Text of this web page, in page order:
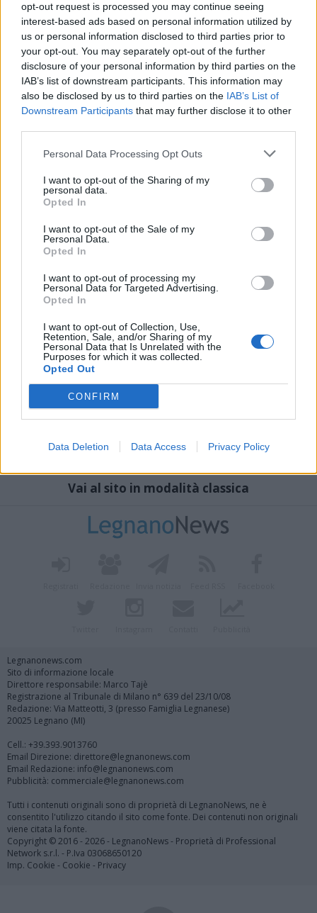
opt-out request is processed you may continue seeing
interest-based ads based on personal information utilized by
us or personal information disclosed to third parties prior to
your opt-out. You may separately opt-out of the further
disclosure of your personal information by third parties on the
IAB’s list of downstream participants. This information may
also be disclosed by us to third parties on the IAB’s List of
Downstream Participants that may further disclose it to other
Personal Data Processing Opt Outs
I want to opt-out of the Sharing of my
personal data.
Opted In
I want to opt-out of the Sale of my
Personal Data.
Opted In
I want to opt-out of processing my
Personal Data for Targeted Advertising.
Opted In
I want to opt-out of Collection, Use,
Retention, Sale, and/or Sharing of my
Personal Data that Is Unrelated with the
Purposes for which it was collected.
Opted Out
CONFIRM
Data Deletion Data Access Privacy Policy
Commenti
Accedioregistratiper commentare questo
commento esprime il pensiero dell'autore e non rappresenta la linea editoriale
di VareseNews.it, che rimane autonoma e indipendente. I messaggi inclusi nei
commenti non sono testi giornalistici, ma post inviati dai singoli lettori che
possono essere automaticamente pubblicati senza filtro preventivo. I commenti
che includano uno o più link a siti esterni verranno rimossi in automatico dal
Vai al sito in modalità classica
Legnanonews.com
Sito di informazione locale
Direttore responsabile: Marco Tajè
Registrazione al Tribunale di Milano n° 639 del 23/10/08
Redazione: Via Matteotti, 3 (presso Famiglia Legnanese)
20025 Legnano (MI)
Cell.: +39.393.9013760
Email Direzione: direttore@legnanonews.com
Email Redazione: info@legnanonews.com
Pubblicità: commerciale@legnanonews.com
Tutti i contenuti originali sono di proprietà di LegnanoNews, ne è
consentito l'utilizzo citando il sito come fonte. Dei contenuti non originali
viene citata la fonte.
Copyright © 2016 - 2026 - LegnanoNews - Proprietà di Professional
Network s.r.l. - P.Iva 03068650120
Imp. Cookie - Cookie - Privacy